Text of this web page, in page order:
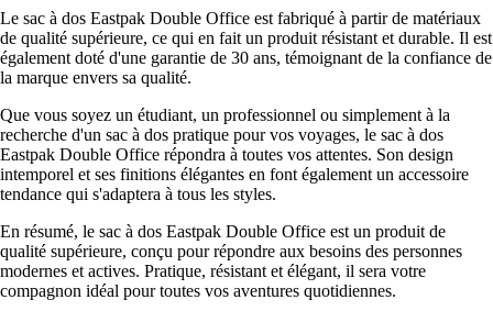
Le sac à dos Eastpak Double Office est fabriqué à partir de matériaux
de qualité supérieure, ce qui en fait un produit résistant et durable. Il est
également doté d'une garantie de 30 ans, témoignant de la confiance de
la marque envers sa qualité.
Que vous soyez un étudiant, un professionnel ou simplement à la
recherche d'un sac à dos pratique pour vos voyages, le sac à dos
Eastpak Double Office répondra à toutes vos attentes. Son design
intemporel et ses finitions élégantes en font également un accessoire
tendance qui s'adaptera à tous les styles.
En résumé, le sac à dos Eastpak Double Office est un produit de
qualité supérieure, conçu pour répondre aux besoins des personnes
modernes et actives. Pratique, résistant et élégant, il sera votre
compagnon idéal pour toutes vos aventures quotidiennes.